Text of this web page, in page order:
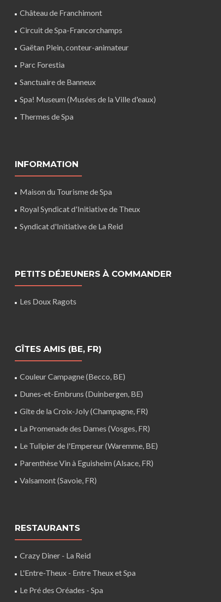
Château de Franchimont
Circuit de Spa-Francorchamps
Gaëtan Plein, conteur-animateur
Parc Forestia
Sanctuaire de Banneux
Spa! Museum (Musées de la Ville d'eaux)
Thermes de Spa
INFORMATION
Maison du Tourisme de Spa
Royal Syndicat d'Initiative de Theux
Syndicat d'Initiative de La Reid
PETITS DÉJEUNERS À COMMANDER
Les Doux Ragots
GÎTES AMIS (BE, FR)
Couleur Campagne (Becco, BE)
Dunes-et-Embruns (Duinbergen, BE)
Gîte de la Croix-Joly (Champagne, FR)
La Promenade des Dames (Vosges, FR)
Le Tulipier de l'Empereur (Waremme, BE)
Parenthèse Vin à Eguisheim (Alsace, FR)
Valsamont (Savoie, FR)
RESTAURANTS
Crazy Diner - La Reid
L'Entre-Theux - Entre Theux et Spa
Le Pré des Oréades - Spa